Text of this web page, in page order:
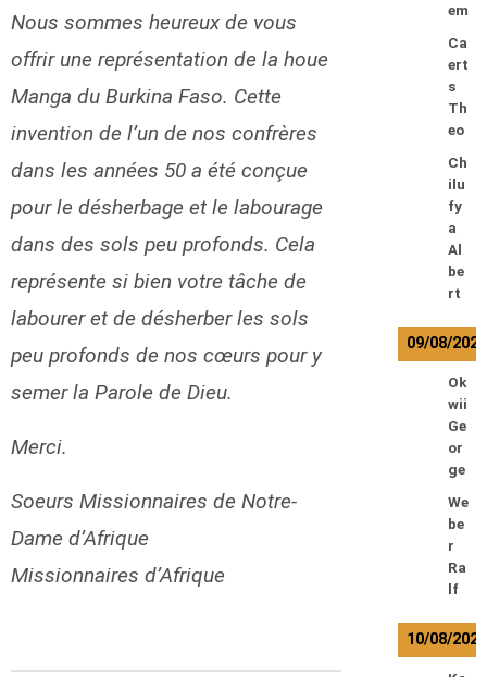
Nous sommes heureux de vous
offrir une représentation de la houe
Manga du Burkina Faso. Cette
invention de l’un de nos confrères
dans les années 50 a été conçue
pour le désherbage et le labourage
dans des sols peu profonds. Cela
représente si bien votre tâche de
labourer et de désherber les sols
peu profonds de nos cœurs pour y
semer la Parole de Dieu.
Merci.
Soeurs Missionnaires de Notre-
Dame d’Afrique
Missionnaires d’Afrique
em
Ca
ert
s
Th
eo
Ch
ilu
fy
a
Al
be
rt
09/08/2026
Ok
wii
Ge
or
ge
We
be
r
Ra
lf
10/08/2026